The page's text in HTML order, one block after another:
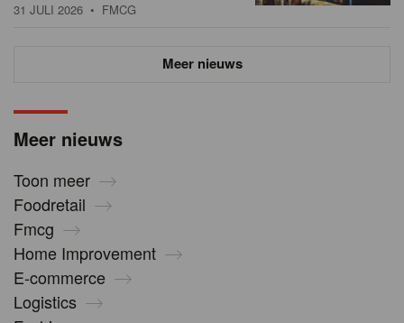
Meer nieuws
Toon meer
Foodretail
Fmcg
Home Improvement
E-commerce
Logistics
31 JULI 2026 • FMCG
Meer nieuws